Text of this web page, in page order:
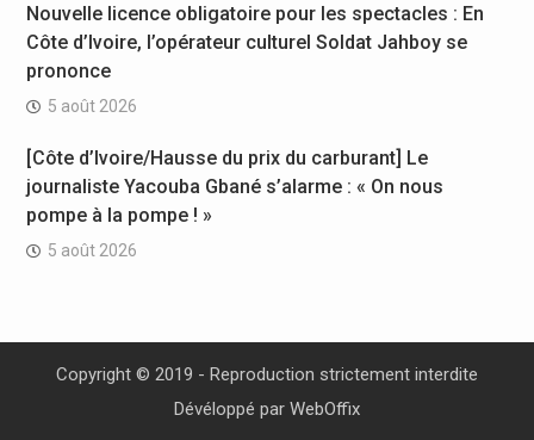
Nouvelle licence obligatoire pour les spectacles : En
Côte d’Ivoire, l’opérateur culturel Soldat Jahboy se
prononce
5 août 2026
[Côte d’Ivoire/Hausse du prix du carburant] Le
journaliste Yacouba Gbané s’alarme : « On nous
pompe à la pompe ! »
5 août 2026
Copyright © 2019 - Reproduction strictement interdite
Dévéloppé par WebOffix